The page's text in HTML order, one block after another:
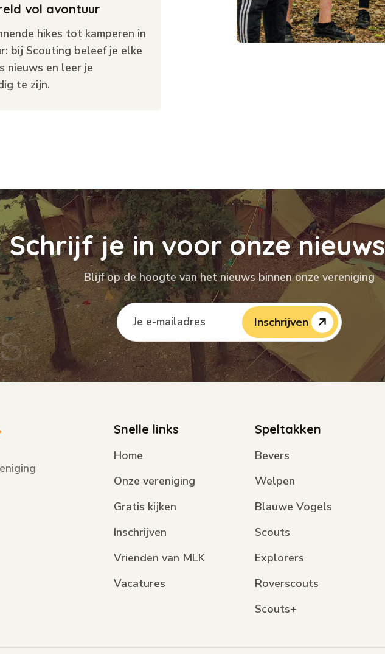
vol avontuur
hikes tot kamperen in
bij Scouting beleef je elke
nieuws en leer je
te zijn.
Schrijf je in voor onze nieuws
Blijf op de hoogte van het nieuws binnen onze vereniging
Inschrijven
Snelle links
Home
Onze vereniging
Gratis kijken
Inschrijven
Vrienden van MLK
Vacatures
Speltakken
Bevers
Welpen
Blauwe Vogels
Scouts
Explorers
Roverscouts
Scouts+